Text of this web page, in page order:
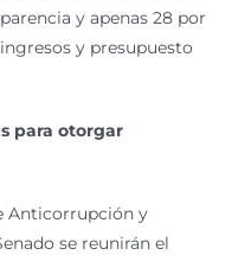
y apenas 28 por
y presupuesto
para otorgar
Anticorrupción y
se reunirán el